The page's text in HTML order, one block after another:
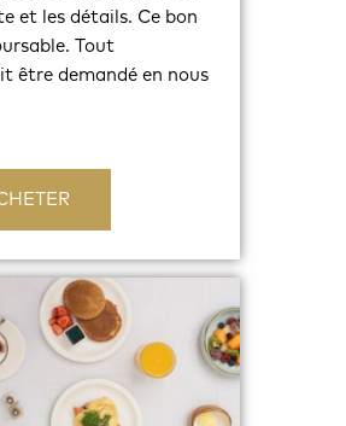
et les détails. Ce bon
Tout
être demandé en nous